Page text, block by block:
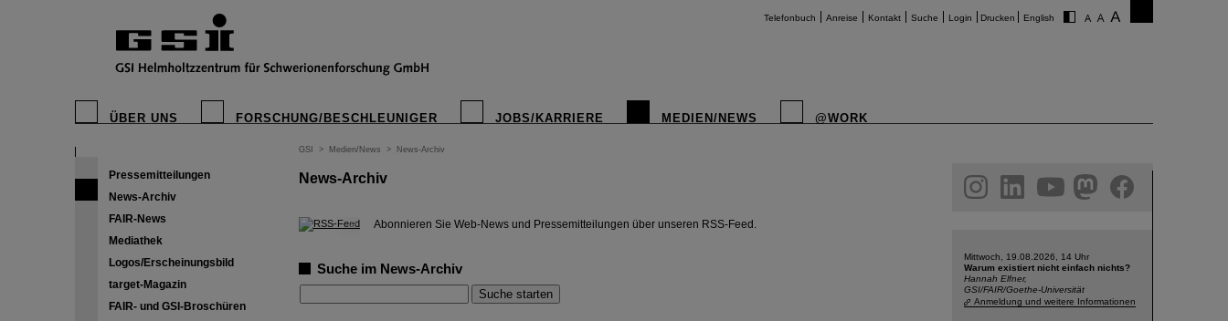
Telefonbuch Anreise Kontakt Suche Login Drucken English
ÜBER UNS FORSCHUNG/BESCHLEUNIGER JOBS/KARRIERE MEDIEN/NEWS @WORK
Pressemitteilungen
News-Archiv
FAIR-News
Mediathek
Logos/Erscheinungsbild
target-Magazin
FAIR- und GSI-Broschüren
GSI > Medien/News > News-Archiv
News-Archiv
© Abonnieren Sie Web-News und Pressemitteilungen über unseren RSS-Feed.
Suche im News-Archiv
facebook
Mittwoch, 19.08.2026, 14 Uhr
Warum existiert nicht einfach nichts?
Hannah Elfner,
GSI/FAIR/Goethe-Universität
Anmeldung und weitere Informationen